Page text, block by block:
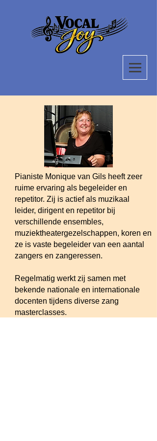
Pianiste Monique van Gils heeft zeer
ruime ervaring als begeleider en
repetitor. Zij is actief als muzikaal
leider, dirigent en repetitor bij
verschillende ensembles,
muziektheatergezelschappen, koren en
ze is vaste begeleider van een aantal
zangers en zangeressen.
Regelmatig werkt zij samen met
bekende nationale en internationale
docenten tijdens diverse zang
masterclasses.